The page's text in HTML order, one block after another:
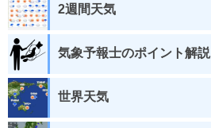
2週間天気
気象予報士のポイント解説
世界天気